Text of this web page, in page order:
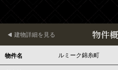
物件
建物詳細を見る
物件名 ルミーク錦糸町